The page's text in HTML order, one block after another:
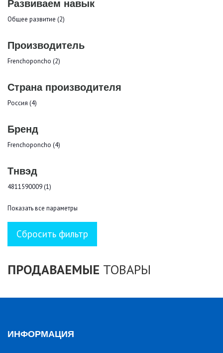
Развиваем навык
Общее развитие (2)
Производитель
Frenchoponcho (2)
Страна производителя
Россия (4)
Бренд
Frenchoponcho (4)
Тнвэд
4811590009 (1)
Показать все параметры
ПРОДАВАЕМЫЕ ТОВАРЫ
ИНФОРМАЦИЯ